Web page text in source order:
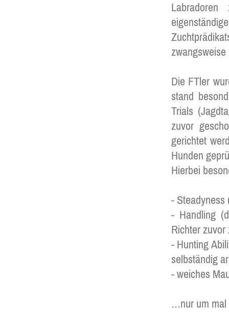
Die FTler
stand
Trials
zuvor
gerichtet
Hunden
Hierbei
- Steadyness
- Handling
Richter
- Hunting
selbständig
- weiches
…nur um mal